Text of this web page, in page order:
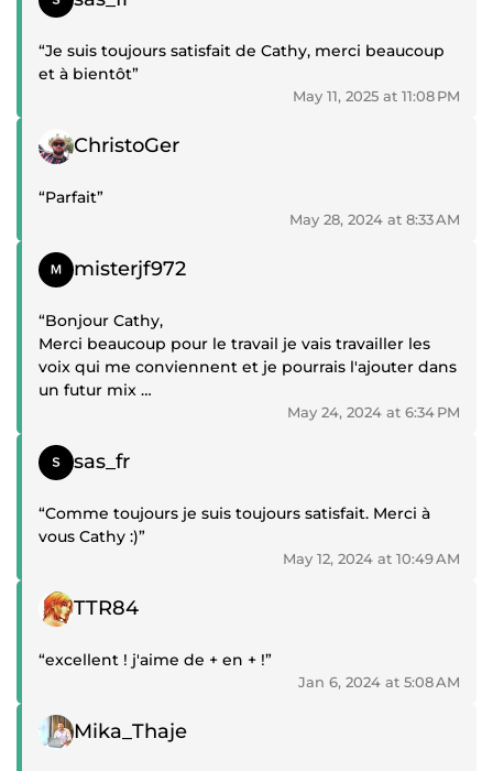
“Je suis toujours satisfait de Cathy, merci beaucoup
et à bientôt”
May 11, 2025 at 11:08 PM
Positive review
ChristoGer
“Parfait”
May 28, 2024 at 8:33 AM
Positive review
misterjf972
“Bonjour Cathy,
Merci beaucoup pour le travail je vais travailler les
voix qui me conviennent et je pourrais l'ajouter dans
un futur mix
Bon week end à vous”
May 24, 2024 at 6:34 PM
Positive review
sas_fr
“Comme toujours je suis toujours satisfait. Merci à
vous Cathy :)”
May 12, 2024 at 10:49 AM
Positive review
TTR84
“excellent ! j'aime de + en + !”
Jan 6, 2024 at 5:08 AM
Positive review
Mika_Thaje